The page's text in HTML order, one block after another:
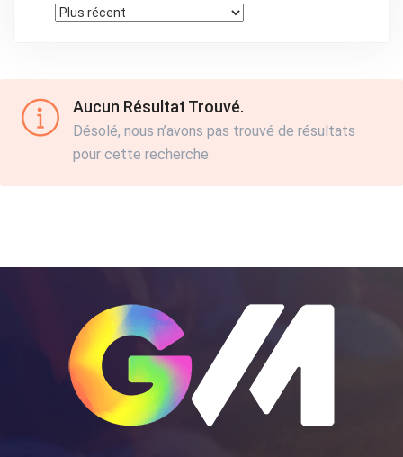
Aucun Résultat Trouvé.
Désolé, nous n’avons pas trouvé de résultats
pour cette recherche.